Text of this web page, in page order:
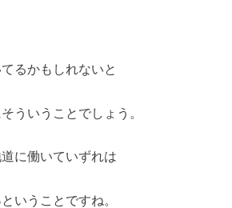
るかもしれないと
ういうことでしょう。
に働いていずれは
ということですね。